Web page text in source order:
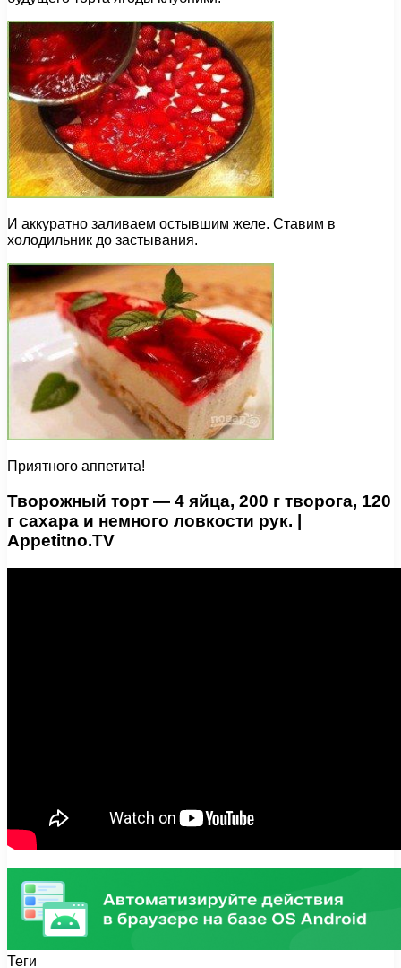
И аккуратно заливаем остывшим желе. Ставим в
холодильник до застывания.
Приятного аппетита!
Творожный торт — 4 яйца, 200 г творога, 120
г сахара и немного ловкости рук. |
Appetitno.TV
Теги